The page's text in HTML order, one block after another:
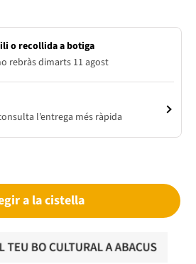
o recollida a botiga
rebràs dimarts 11 agost
l’entrega més ràpida
a la cistella